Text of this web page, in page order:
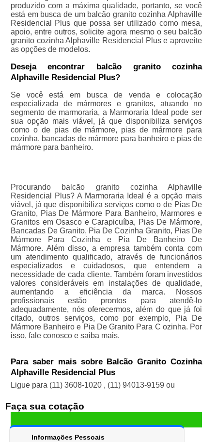
produzido com a máxima qualidade, portanto, se você
está em busca de um balcão granito cozinha Alphaville
Residencial Plus que possa ser utilizado como mesa,
apoio, entre outros, solicite agora mesmo o seu balcão
granito cozinha Alphaville Residencial Plus e aproveite
as opções de modelos.
Deseja encontrar balcão granito cozinha
Alphaville Residencial Plus?
Se você está em busca de venda e colocação
especializada de mármores e granitos, atuando no
segmento de marmoraria, a Marmoraria Ideal pode ser
sua opção mais viável, já que disponibiliza serviços
como o de pias de mármore, pias de mármore para
cozinha, bancadas de mármore para banheiro e pias de
mármore para banheiro.
Procurando balcão granito cozinha Alphaville
Residencial Plus? A Marmoraria Ideal é a opção mais
viável, já que disponibiliza serviços como o de Pias De
Granito, Pias De Mármore Para Banheiro, Marmores e
Granitos em Osasco e Carapicuíba, Pias De Mármore,
Bancadas De Granito, Pia De Cozinha Granito, Pias De
Mármore Para Cozinha e Pia De Banheiro De
Mármore. Além disso, a empresa também conta com
um atendimento qualificado, através de funcionários
especializados e cuidadosos, que entendem a
necessidade de cada cliente. Também foram investidos
valores consideráveis em instalações de qualidade,
aumentando a eficiência da marca. Nossos
profissionais estão prontos para atendê-lo
adequadamente, nós oferecermos, além do que já foi
citado, outros serviços, como por exemplo, Pia De
Mármore Banheiro e Pia De Granito Para C ozinha. Por
isso, fale conosco e saiba mais.
Para saber mais sobre Balcão Granito Cozinha
Alphaville Residencial Plus
Ligue para (11) 3608-1020 , (11) 94013-9159 ou
Faça sua cotação
Informações Pessoais